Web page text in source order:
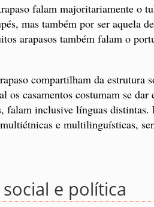
falam majoritariamente o
mas também por ser aquela
arapasos também falam o
compartilham da estrutura
os casamentos costumam se dar
falam inclusive línguas distintas.
e multilinguísticas,
e política